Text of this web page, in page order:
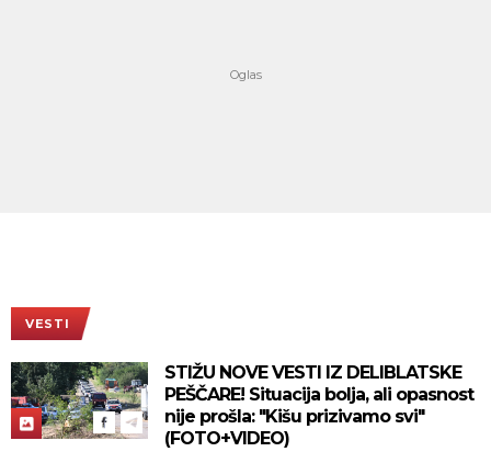
VESTI
STIŽU NOVE VESTI IZ DELIBLATSKE
PEŠČARE! Situacija bolja, ali opasnost
nije prošla: "Kišu prizivamo svi"
(FOTO+VIDEO)